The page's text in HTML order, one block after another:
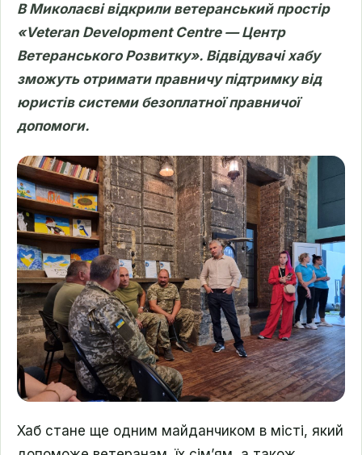
В Миколаєві відкрили ветеранський простір
«Veteran Development Centre — Центр
Ветеранського Розвитку». Відвідувачі хабу
зможуть отримати правничу підтримку від
юристів системи безоплатної правничої
допомоги.
Хаб стане ще одним майданчиком в місті, який